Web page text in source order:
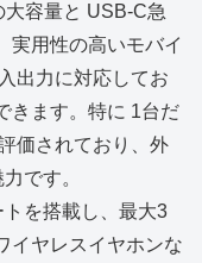
容量と USB‑C急
実用性の高いモバイ
出力に対応してお
きます。特に 1台だ
価されており、外
です。
トを搭載し、最大3
イヤレスイヤホンな